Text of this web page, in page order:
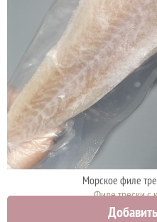
Морское филе
Филе трески с